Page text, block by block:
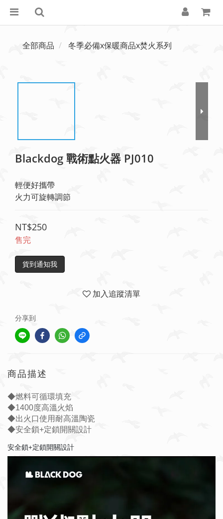
全部商品 冬季必備x保暖商品x焚火系列
Blackdog 戰術點火器 PJ010
輕便好攜帶
火力可旋轉調節
NT$250
售完
貨到通知我
加入追蹤清單
分享到
商品描述
◆燃料可循環填充
◆1400度高溫火焰
◆出火口使用耐高溫陶瓷
◆安全鎖+定鎖開關設計
安全鎖+定鎖開關設計